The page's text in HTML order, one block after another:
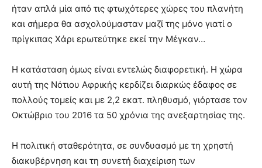
ήταν απλά μία από τις φτωχότερες χώρες του πλανήτη
και σήμερα θα ασχολούμασταν μαζί της μόνο γιατί ο
πρίγκιπας Χάρι ερωτεύτηκε εκεί την Μέγκαν…
Η κατάσταση όμως είναι εντελώς διαφορετική. Η χώρα
αυτή της Νότιου Αφρικής κερδίζει διαρκώς έδαφος σε
πολλούς τομείς και με 2,2 εκατ. πληθυσμό, γιόρτασε τον
Οκτώβριο του 2016 τα 50 χρόνια της ανεξαρτησίας της.
Η πολιτική σταθερότητα, σε συνδυασμό με τη χρηστή
διακυβέρνηση και τη συνετή διαχείριση των